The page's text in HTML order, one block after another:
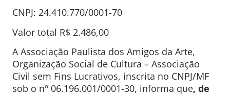
CNPJ: 24.410.770/0001-70
Valor total R$ 2.486,00
A Associação Paulista dos Amigos da Arte,
Organização Social de Cultura – Associação
Civil sem Fins Lucrativos, inscrita no CNPJ/MF
sob o nº 06.196.001/0001-30, informa que, de